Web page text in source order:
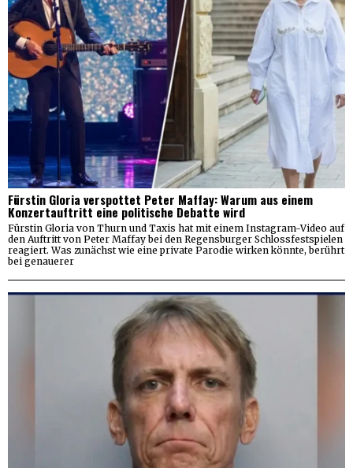
Fürstin Gloria verspottet Peter Maffay: Warum aus einem
Konzertauftritt eine politische Debatte wird
Fürstin Gloria von Thurn und Taxis hat mit einem Instagram-Video auf
den Auftritt von Peter Maffay bei den Regensburger Schlossfestspielen
reagiert. Was zunächst wie eine private Parodie wirken könnte, berührt
bei genauerer